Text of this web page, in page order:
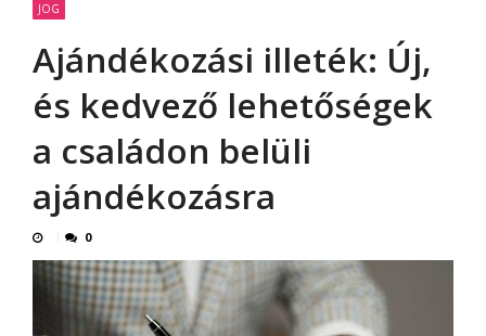
JOG
Ajándékozási illeték: Új,
és kedvező lehetőségek
a családon belüli
ajándékozásra
0